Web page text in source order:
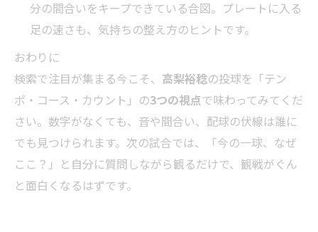
分の間合いをキープできている合図。プレートに入る
足の速さも、気持ちの整え方のヒントです。
おわりに
検索で注目が集まる今こそ、 高梨裕稔の投球を「テン
ポ・コース・カウント」の3つの視点で味わってみてくだ
さい。数字がなくても、音や間合い、配球の伏線は誰に
でも見つけられます。次の試合では、「今の一球、なぜ
ここ？」と自分に質問しながら観るだけで、観戦がぐん
と面白くなるはずです。